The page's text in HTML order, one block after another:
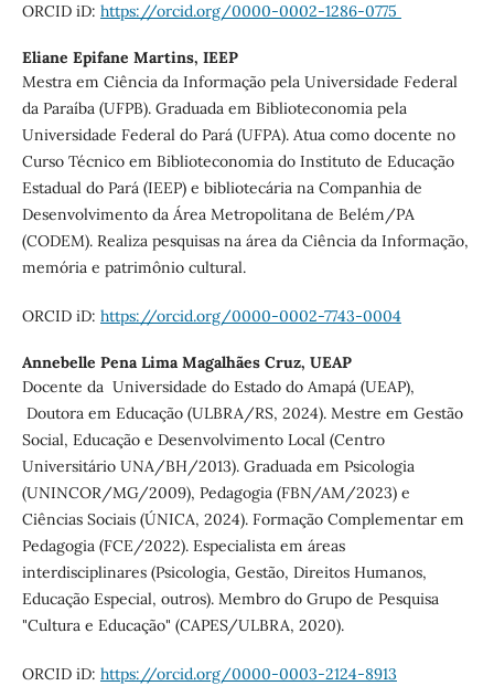
ORCID iD: https://orcid.org/0000-0002-1286-0775
Eliane Epifane Martins, IEEP
Mestra em Ciência da Informação pela Universidade Federal
da Paraíba (UFPB). Graduada em Biblioteconomia pela
Universidade Federal do Pará (UFPA). Atua como docente no
Curso Técnico em Biblioteconomia do Instituto de Educação
Estadual do Pará (IEEP) e bibliotecária na Companhia de
Desenvolvimento da Área Metropolitana de Belém/PA
(CODEM). Realiza pesquisas na área da Ciência da Informação,
memória e patrimônio cultural.
ORCID iD: https://orcid.org/0000-0002-7743-0004
Annebelle Pena Lima Magalhães Cruz, UEAP
Docente da Universidade do Estado do Amapá (UEAP),
Doutora em Educação (ULBRA/RS, 2024). Mestre em Gestão
Social, Educação e Desenvolvimento Local (Centro
Universitário UNA/BH/2013). Graduada em Psicologia
(UNINCOR/MG/2009), Pedagogia (FBN/AM/2023) e
Ciências Sociais (ÚNICA, 2024). Formação Complementar em
Pedagogia (FCE/2022). Especialista em áreas
interdisciplinares (Psicologia, Gestão, Direitos Humanos,
Educação Especial, outros). Membro do Grupo de Pesquisa
"Cultura e Educação" (CAPES/ULBRA, 2020).
ORCID iD: https://orcid.org/0000-0003-2124-8913